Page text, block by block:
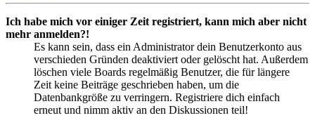
Ich habe mich vor einiger Zeit registriert, kann mich aber nicht
mehr anmelden?!
Es kann sein, dass ein Administrator dein Benutzerkonto aus
verschieden Gründen deaktiviert oder gelöscht hat. Außerdem
löschen viele Boards regelmäßig Benutzer, die für längere
Zeit keine Beiträge geschrieben haben, um die
Datenbankgröße zu verringern. Registriere dich einfach
erneut und nimm aktiv an den Diskussionen teil!